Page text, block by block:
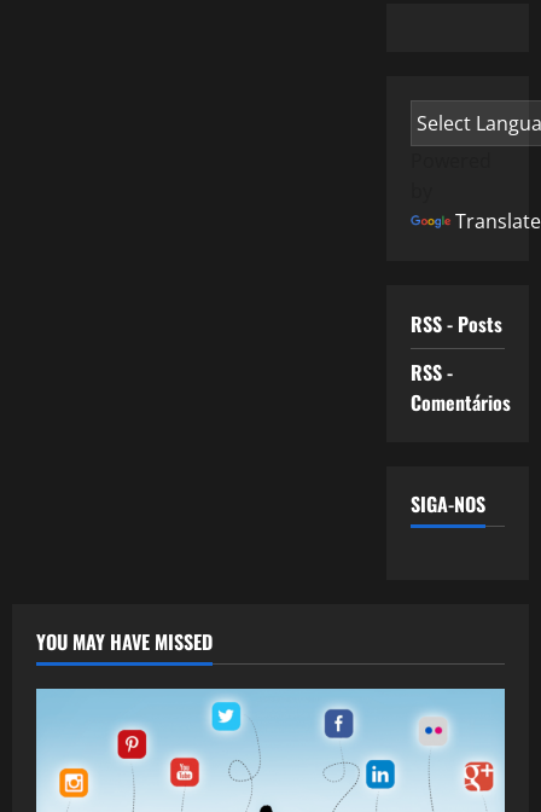
Translate
RSS - Posts
RSS -
Comentários
SIGA-NOS
YOU MAY HAVE MISSED